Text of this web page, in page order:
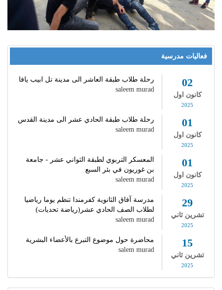
فعاليات مدرسية
02
كانون اول
2025
رحلة طلاب طبقة العاشر الى مدينة تل ابيب يافا
saleem murad
01
كانون اول
2025
رحلة طلاب طبقة الحادي عشر الى مدينة القدس
saleem murad
01
كانون اول
2025
المعسكر التربوي لطبقة الثواني عشر - جامعة
بن غوريون في بئر السبع
saleem murad
29
تشرين ثاني
2025
مدرسة آفاق الثانوية كفرمندا تنظم يوما رياضيا
لطلاب الصف الحادي عشر(رياضة تحديات)
saleem murad
15
تشرين ثاني
2025
محاضرة حول موضوع التبرع بالأعضاء البشرية
salem murad